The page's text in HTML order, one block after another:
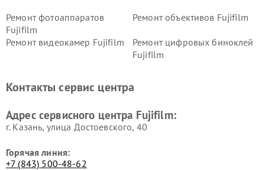
Ремонт фотоаппаратов
Fujifilm
Ремонт объективов Fujifilm
Ремонт видеокамер Fujifilm
Ремонт цифровых биноклей
Fujifilm
Контакты сервис центра
Адрес сервисного центра Fujifilm:
г. Казань, улица Достоевского, 40
Горячая линия:
+7 (843) 500-48-62